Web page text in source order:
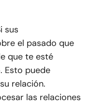
sus
el pasado que
que te esté
Esto puede
relación.
las relaciones